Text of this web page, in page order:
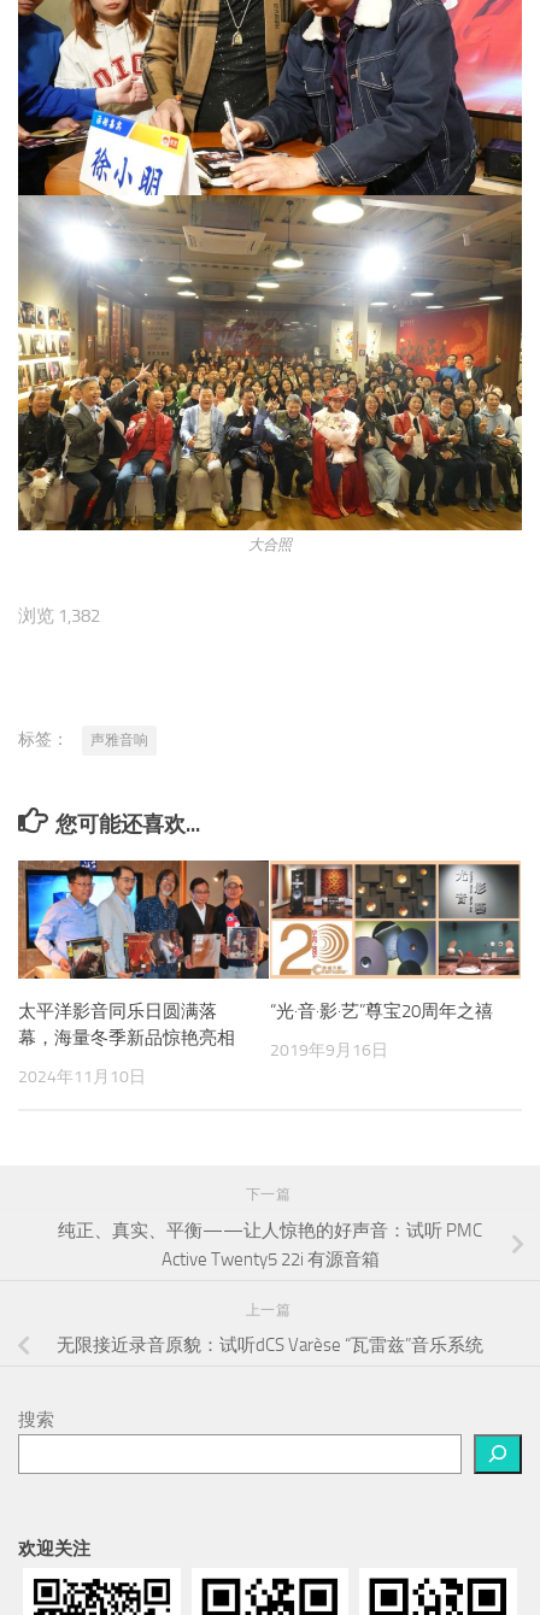
大合照
浏览 1,382
标签： 声雅音响
您可能还喜欢...
太平洋影音同乐日圆满落
幕，海量冬季新品惊艳亮相
2024年11月10日
“光·音·影·艺”尊宝20周年之禧
2019年9月16日
下一篇
纯正、真实、平衡——让人惊艳的好声音：试听 PMC
Active Twenty5 22i 有源音箱
上一篇
无限接近录音原貌：试听dCS Varèse “瓦雷兹”音乐系统
搜索
欢迎关注